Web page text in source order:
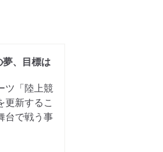
夢、目標は
ツ「陸上競
更新するこ
台で戦う事